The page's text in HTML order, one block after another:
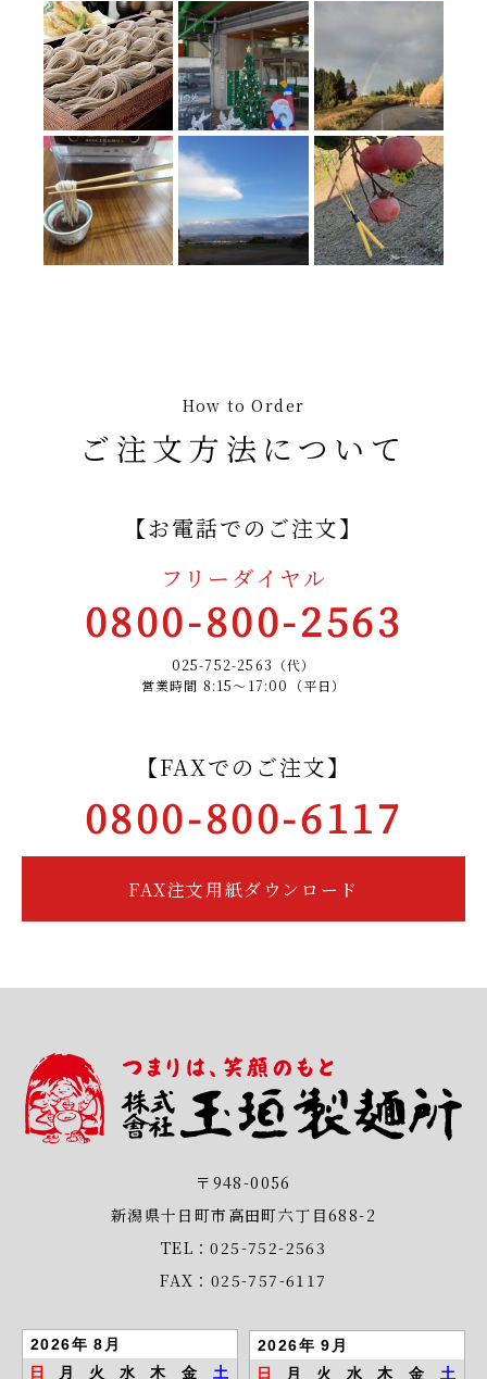
How to Order
ご注文方法について
【お電話でのご注文】
フリーダイヤル
0800-800-2563
025-752-2563（代）
営業時間 8:15～17:00（平日）
【FAXでのご注文】
0800-800-6117
FAX注文用紙ダウンロード
〒948-0056
新潟県十日町市高田町六丁目688-2
TEL：025-752-2563
FAX：025-757-6117
2026年 8月
日
月 火 水 木 金 土
2026年 9月
日
月 火 水 木 金 土